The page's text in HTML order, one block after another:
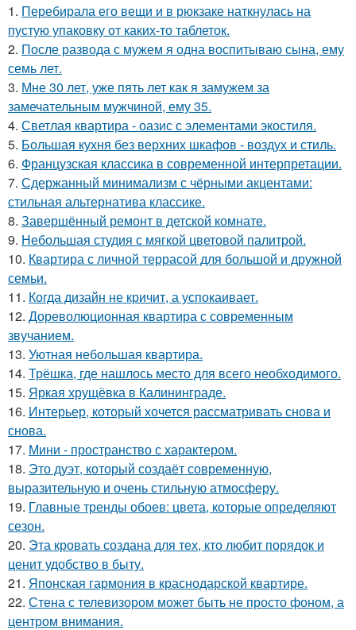
1. Перебирала его вещи и в рюкзаке наткнулась на
пустую упаковку от каких-то таблеток.
2. После развода с мужем я одна воспитываю сына, ему
семь лет.
3. Мне 30 лет, уже пять лет как я замужем за
замечательным мужчиной, ему 35.
4. Светлая квартира - оазис с элементами экостиля.
5. Большая кухня без верхних шкафов - воздух и стиль.
6. Французская классика в современной интерпретации.
7. Сдержанный минимализм с чёрными акцентами:
стильная альтернатива классике.
8. Завершённый ремонт в детской комнате.
9. Небольшая студия с мягкой цветовой палитрой.
10. Квартира с личной террасой для большой и дружной
семьи.
11. Когда дизайн не кричит, а успокаивает.
12. Дореволюционная квартира с современным
звучанием.
13. Уютная небольшая квартира.
14. Трёшка, где нашлось место для всего необходимого.
15. Яркая хрущёвка в Калининграде.
16. Интерьер, который хочется рассматривать снова и
снова.
17. Мини - пространство с характером.
18. Это дуэт, который создаёт современную,
выразительную и очень стильную атмосферу.
19. Главные тренды обоев: цвета, которые определяют
сезон.
20. Эта кровать создана для тех, кто любит порядок и
ценит удобство в быту.
21. Японская гармония в краснодарской квартире.
22. Стена с телевизором может быть не просто фоном, а
центром внимания.